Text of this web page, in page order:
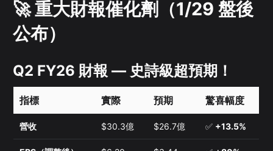
🚀 重大財報催化劑（1/29 盤後
公布）
Q2 FY26 財報 — 史詩級超預期！
指標 實際 預期 驚喜幅度
營收 $30.3億 $26.7億 ✅ +13.5%